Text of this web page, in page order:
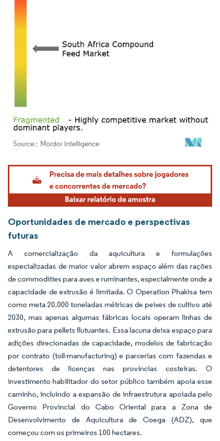
Imagem © Mordor Intelligence. O reuso requer atribuição conforme CC BY 4.0.
Oportunidades de mercado e perspectivas
futuras
A comercialização da aquicultura e formulações
especializadas de maior valor abrem espaço além das rações
de commodities para aves e ruminantes, especialmente onde a
capacidade de extrusão é limitada. O Operation Phakisa tem
como meta 20.000 toneladas métricas de peixes de cultivo até
2030, mas apenas algumas fábricas locais operam linhas de
extrusão para pellets flutuantes. Essa lacuna deixa espaço para
adições direcionadas de capacidade, modelos de fabricação
por contrato (toll-manufacturing) e parcerias com fazendas e
detentores de licenças nas províncias costeiras. O
investimento habilitador do setor público também apoia esse
caminho, incluindo a expansão de infraestrutura apoiada pelo
Governo Provincial do Cabo Oriental para a Zona de
Desenvolvimento de Aquicultura de Coega (ADZ), que
começou com os primeiros 100 hectares.